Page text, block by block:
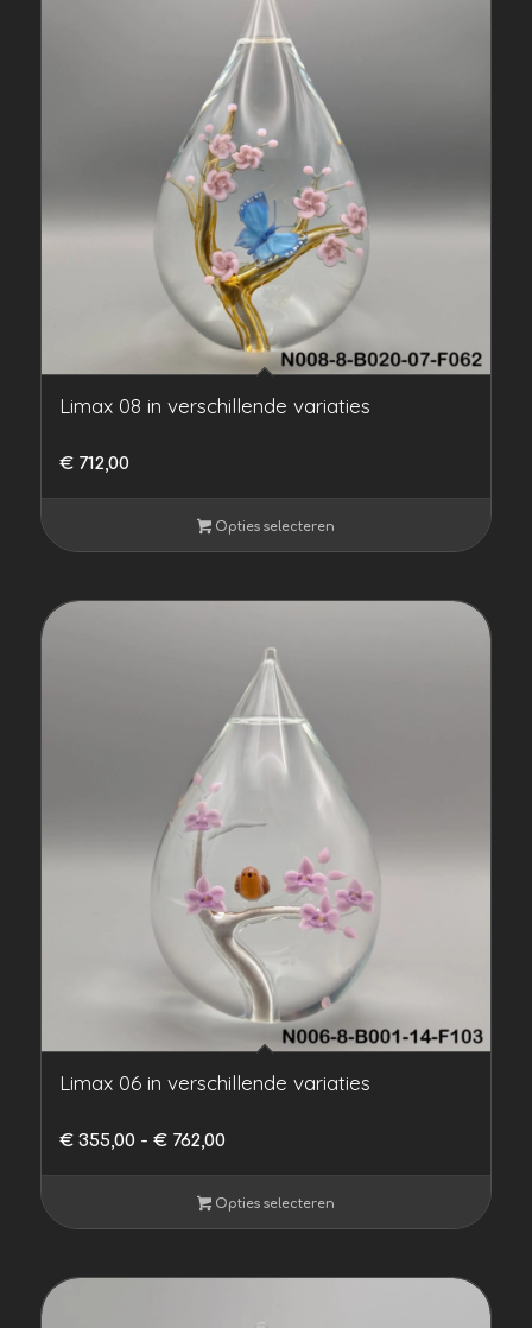
Limax 08 in verschillende variaties
€712,00
Opties selecteren
Limax 06 in verschillende variaties
€355,00 - €762,00Prijsklasse:
tot
Opties selecteren